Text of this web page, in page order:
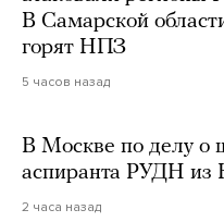
В Самарской
горят НПЗ
5 часов назад
В Москве по делу о
аспиранта РУДН из
2 часа назад